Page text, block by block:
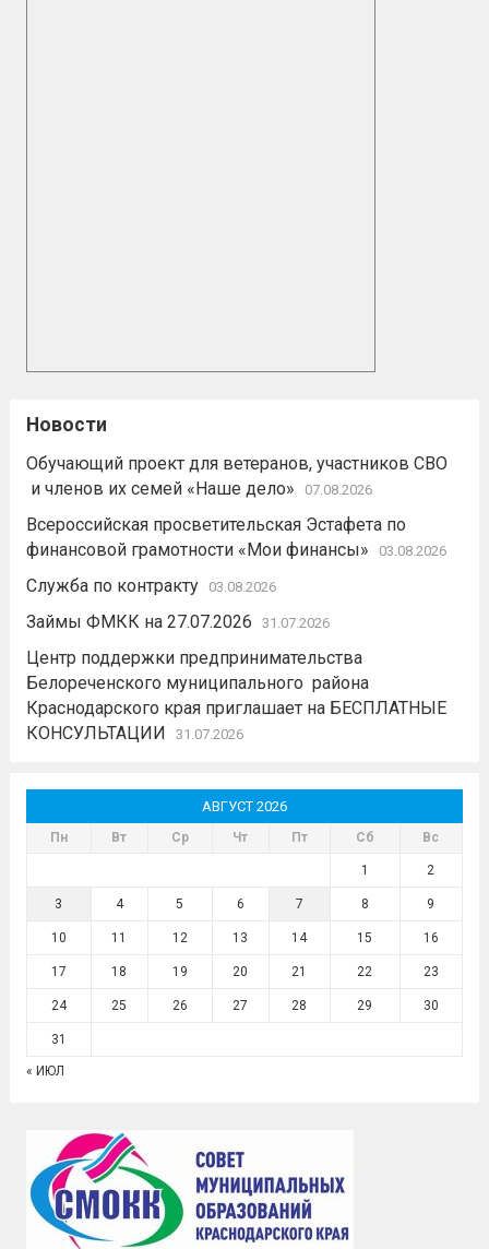
Новости
Обучающий проект для ветеранов, участников СВО
и членов их семей «Наше дело»
07.08.2026
Всероссийская просветительская Эстафета по
финансовой грамотности «Мои финансы»
03.08.2026
Служба по контракту 03.08.2026
Займы ФМКК на 27.07.2026 31.07.2026
Центр поддержки предпринимательства
Белореченского муниципального района
Краснодарского края приглашает на БЕСПЛАТНЫЕ
КОНСУЛЬТАЦИИ
31.07.2026
АВГУСТ 2026
Пн Вт Ср Чт Пт Сб Вс
1 2
3 4 5 6 7 8 9
10 11 12 13 14 15 16
17 18 19 20 21 22 23
24 25 26 27 28 29 30
31
« ИЮЛ